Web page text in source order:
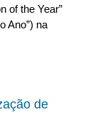
of the Year”
Ano”) na
de